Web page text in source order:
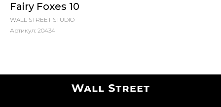
Fairy Foxes 10
WALL STREET STUDIO
Артикул: 20434